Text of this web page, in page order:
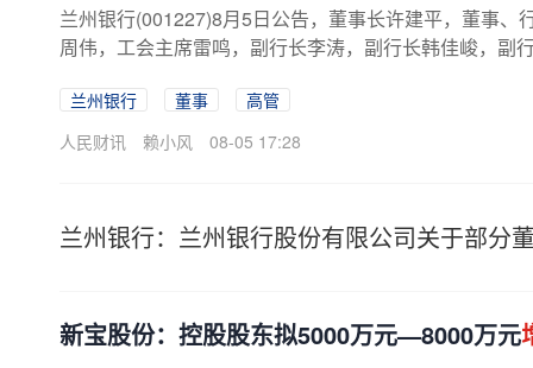
兰州银行(001227)8月5日公告，董事长许建平，董事
周伟，工会主席雷鸣，副行长李涛，副行长韩佳峻，副
兰州银行 董事
高管
人民财讯
赖小风 08-05 17:28
兰州银行：兰州银行股份有限公司关于部分
新宝股份：控股股东拟5000万元—8000万元